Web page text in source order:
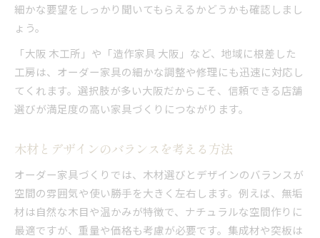
細かな要望をしっかり聞いてもらえるかどうかも確認しまし
ょう。
「大阪 木工所」や「造作家具 大阪」など、地域に根差した
工房は、オーダー家具の細かな調整や修理にも迅速に対応し
てくれます。選択肢が多い大阪だからこそ、信頼できる店舗
選びが満足度の高い家具づくりにつながります。
木材とデザインのバランスを考える方法
オーダー家具づくりでは、木材選びとデザインのバランスが
空間の雰囲気や使い勝手を大きく左右します。例えば、無垢
材は自然な木目や温かみが特徴で、ナチュラルな空間作りに
最適ですが、重量や価格も考慮が必要です。集成材や突板は